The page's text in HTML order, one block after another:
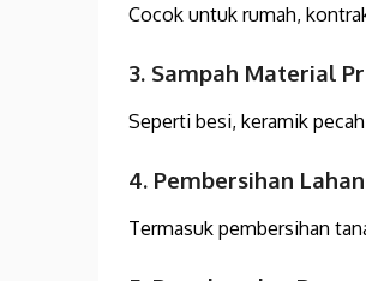
Cocok untuk rumah,
3. Sampah Material
Seperti besi, keramik
4. Pembersihan Lahan
Termasuk pembersihan